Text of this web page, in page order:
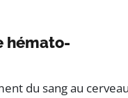
hémato-
du sang au